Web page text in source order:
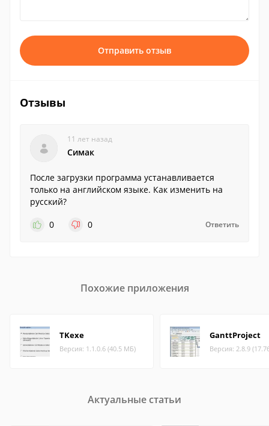
Отправить отзыв
Отзывы
11 лет назад
Симак
После загрузки программа устанавливается
только на английском языке. Как изменить на
русский?
0
0 Ответить
Похожие приложения
TKexe
Версия: 1.1.0.6 (40.5 МБ)
GanttProject
Версия: 2.8.9
Актуальные статьи